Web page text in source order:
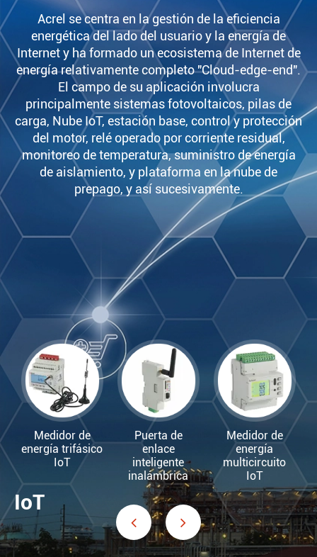
Acrel se centra en la gestión de la eficiencia
energética del lado del usuario y la energía de
Internet y ha formado un ecosistema de Internet de
energía relativamente completo "Cloud-edge-end".
El campo de su aplicación involucra
principalmente sistemas fotovoltaicos, pilas de
carga, Nube IoT, estación base, control y protección
del motor, relé operado por corriente residual,
monitoreo de temperatura, suministro de energía
de aislamiento, y plataforma en la nube de
prepago, y así sucesivamente.
Medidor de
energía trifásico
IoT
Puerta de
enlace
inteligente
inalámbrica
Medidor de
energía
multicircuito
IoT
IoT